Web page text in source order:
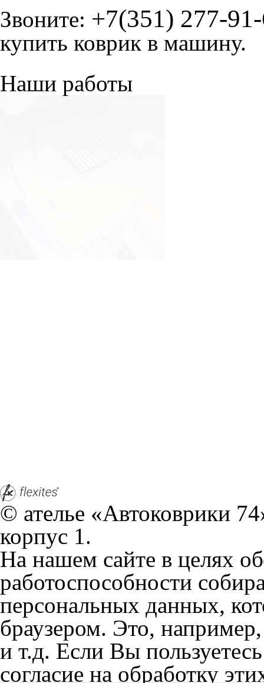
Звоните: +7(351) 277-
купить коврик в машину.
Наши работы
корпус 1.
На нашем сайте в целях
работоспособности
персональных данных,
браузером. Это,
и т.д. Если Вы
согласие на обработку
Положении по обработке
+7 (351) 277 91 67